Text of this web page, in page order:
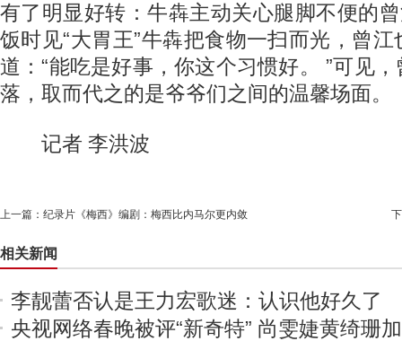
有了明显好转：牛犇主动关心腿脚不便的
饭时见“大胃王”牛犇把食物一扫而光，曾
道：“能吃是好事，你这个习惯好。 ”可见
落，取而代之的是爷爷们之间的温馨场面。
记者 李洪波
上一篇： 纪录片《梅西》编剧：梅西比内马尔更内敛
相关新闻
李靓蕾否认是王力宏歌迷：认识他好久了
央视网络春晚被评“新奇特” 尚雯婕黄绮珊